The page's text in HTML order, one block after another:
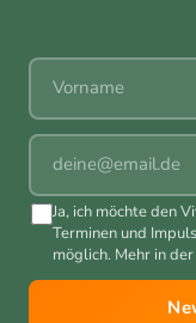
Vorname
E-Mail
Ja, ich möchte den
Terminen und
möglich. Mehr in der